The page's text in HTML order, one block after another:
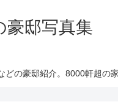
豪邸写真集
の豪邸紹介。8000軒超の家